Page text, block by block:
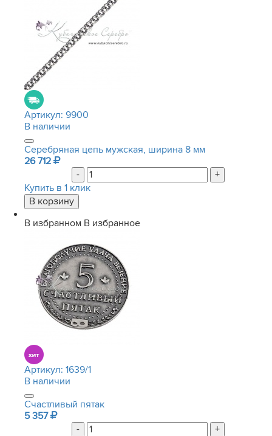
Артикул: 9900
В наличии
Серебряная цепь мужская, ширина 8 мм
26 712
-
+
Купить в 1 клик
В избранном В избранное
Артикул: 1639/1
В наличии
Счастливый пятак
5 357
-
+